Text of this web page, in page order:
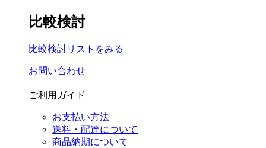
比較検討
比較検討リストをみる
お問い合わせ
ご利用ガイド
お支払い方法
送料・配達について
商品納期について